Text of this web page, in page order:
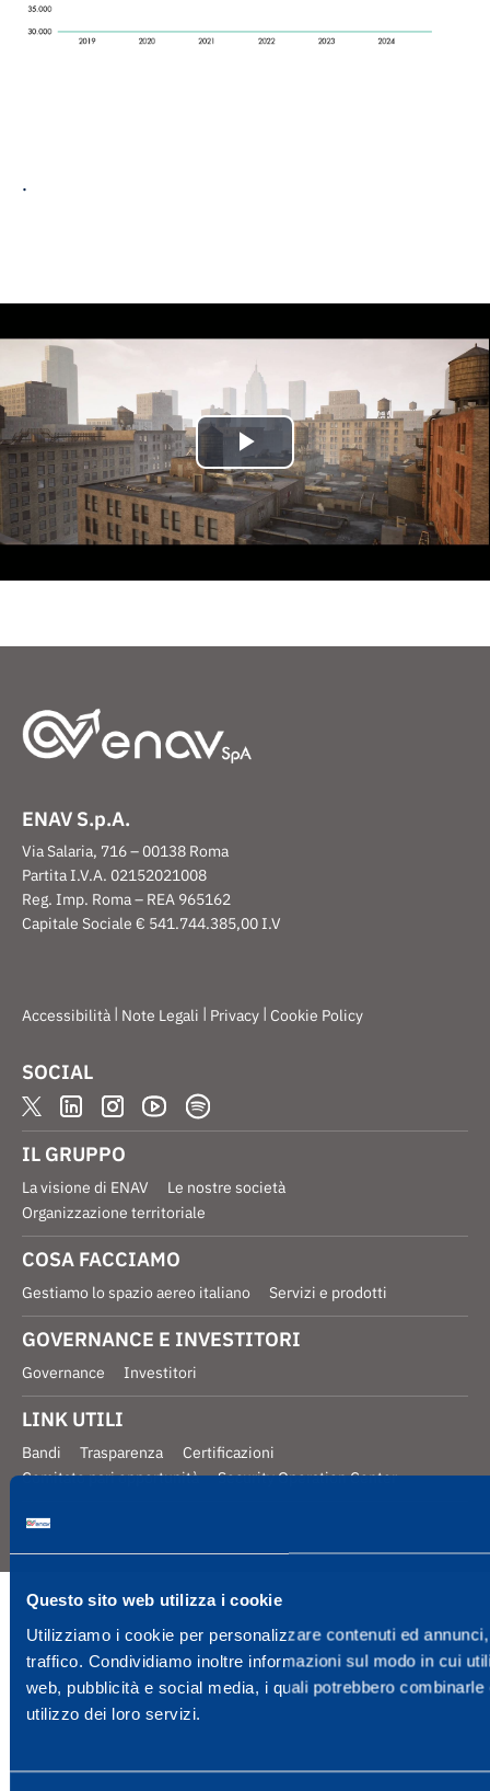
Questo sito web utilizza i cookie
Utilizziamo i cookie per personalizzare contenuti ed
traffico. Condividiamo inoltre informazioni sul modo in cui
web, pubblicità e social media, i quali potrebbero
utilizzo dei loro servizi.
.
Play Video
ENAV S.p.A.
Via Salaria, 716 – 00138 Roma
Partita I.V.A. 02152021008
Reg. Imp. Roma – REA 965162
Capitale Sociale € 541.744.385,00 I.V
Accessibilità | Note Legali | Privacy | Cookie Policy
SOCIAL
IL GRUPPO
La visione di ENAV
Le nostre società
Organizzazione territoriale
COSA FACCIAMO
Gestiamo lo spazio aereo italiano Servizi e prodotti
GOVERNANCE E INVESTITORI
Governance Investitori
LINK UTILI
Bandi Trasparenza
Certificazioni
Comitato pari opportunità
Security Operation Center